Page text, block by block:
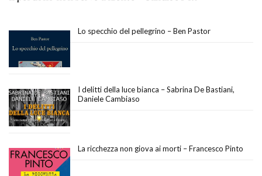
Lo specchio del pellegrino – Ben Pastor
I delitti della luce bianca – Sabrina De Bastiani,
Daniele Cambiaso
La ricchezza non giova ai morti – Francesco Pinto